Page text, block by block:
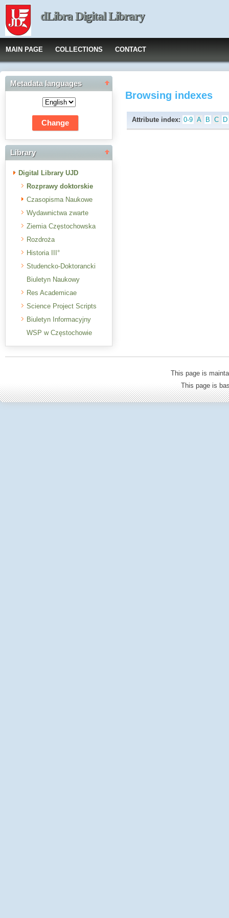
dLibra Digital Library
MAIN PAGE COLLECTIONS CONTACT
Metadata languages
Library
Digital Library UJD
Rozprawy doktorskie
Czasopisma Naukowe
Wydawnictwa zwarte
Ziemia Częstochowska
Rozdroża
Historia III°
Studencko-Doktorancki
Biuletyn Naukowy
Res Academicae
Science Project Scripts
Biuletyn Informacyjny
WSP w Częstochowie
Browsing indexes
Attribute index: 0-9 A B C D
This page is
This page is